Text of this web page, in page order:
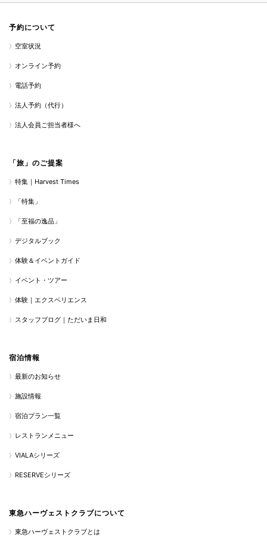
予約について
空室状況
オンライン予約
電話予約
法人予約（代行）
法人会員ご担当者様へ
「旅」のご提案
特集｜Harvest Times
「特集」
「至福の逸品」
デジタルブック
体験＆イベントガイド
イベント・ツアー
体験｜エクスペリエンス
スタッフブログ｜ただいま日和
宿泊情報
最新のお知らせ
施設情報
宿泊プラン一覧
レストランメニュー
VIALAシリーズ
RESERVEシリーズ
東急ハーヴェストクラブについて
東急ハーヴェストクラブとは